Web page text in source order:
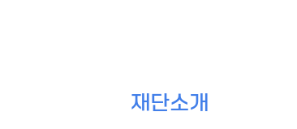
재단소개